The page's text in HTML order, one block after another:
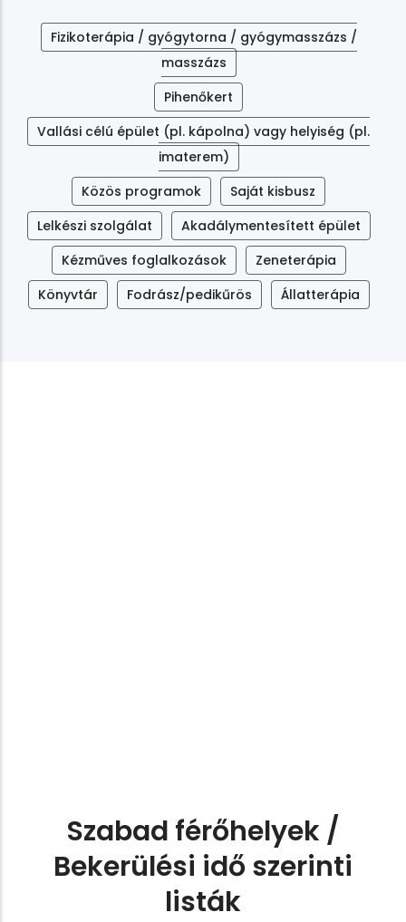
Fizikoterápia / gyógytorna / gyógymasszázs /
masszázs
Pihenőkert
Vallási célú épület (pl. kápolna) vagy helyiség (pl.
imaterem)
Közös programok
Saját kisbusz
Lelkészi szolgálat
Akadálymentesített épület
Kézműves foglalkozások
Zeneterápia
Könyvtár
Fodrász/pedikűrös Állatterápia
Szabad férőhelyek /
Bekerülési idő szerinti
listák